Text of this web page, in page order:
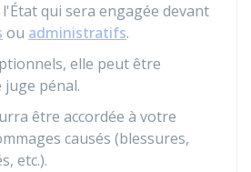
qui sera engagée devant
ou administratifs.
elle peut être
juge pénal.
être accordée à votre
causés (blessures,
etc.).